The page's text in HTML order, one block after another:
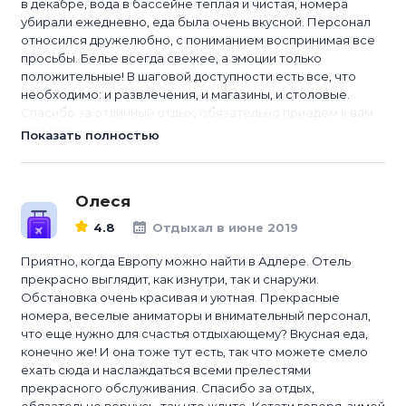
в декабре, вода в бассейне теплая и чистая, номера
убирали ежедневно, еда была очень вкусной. Персонал
относился дружелюбно, с пониманием воспринимая все
просьбы. Белье всегда свежее, а эмоции только
положительные! В шаговой доступности есть все, что
необходимо: и развлечения, и магазины, и столовые.
Спасибо за отличный отдых, обязательно приедем к вам
отдыхат...
Показать полностью
Олеся
4.8 Отдыхал в июне 2019
Приятно, когда Европу можно найти в Адлере. Отель
прекрасно выглядит, как изнутри, так и снаружи.
Обстановка очень красивая и уютная. Прекрасные
номера, веселые аниматоры и внимательный персонал,
что еще нужно для счастья отдыхающему? Вкусная еда,
конечно же! И она тоже тут есть, так что можете смело
ехать сюда и наслаждаться всеми прелестями
прекрасного обслуживания. Спасибо за отдых,